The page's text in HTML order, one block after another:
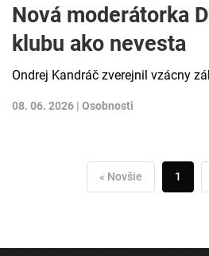
Nová moderátorka
klubu ako nevesta
Ondrej Kandráč zverejnil vzácny
08. 06. 2026 | Osobnosti
« Novšie 1